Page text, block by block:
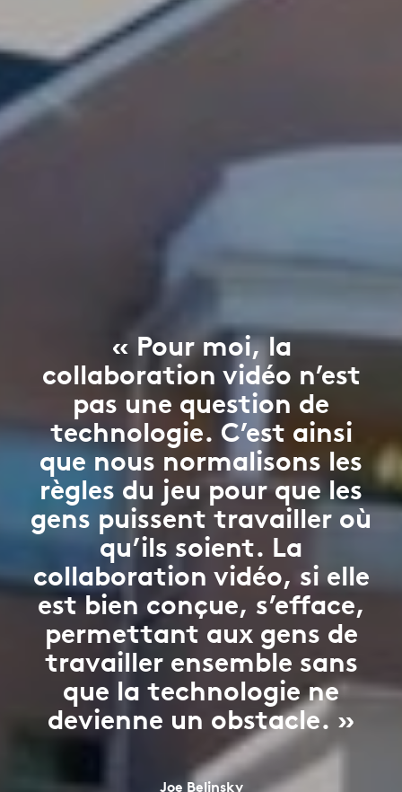
« Pour moi, la
collaboration vidéo n’est
pas une question de
technologie. C’est ainsi
que nous normalisons les
règles du jeu pour que les
gens puissent travailler où
qu’ils soient. La
collaboration vidéo, si elle
est bien conçue, s’efface,
permettant aux gens de
travailler ensemble sans
que la technologie ne
devienne un obstacle. »
Joe Belinsky